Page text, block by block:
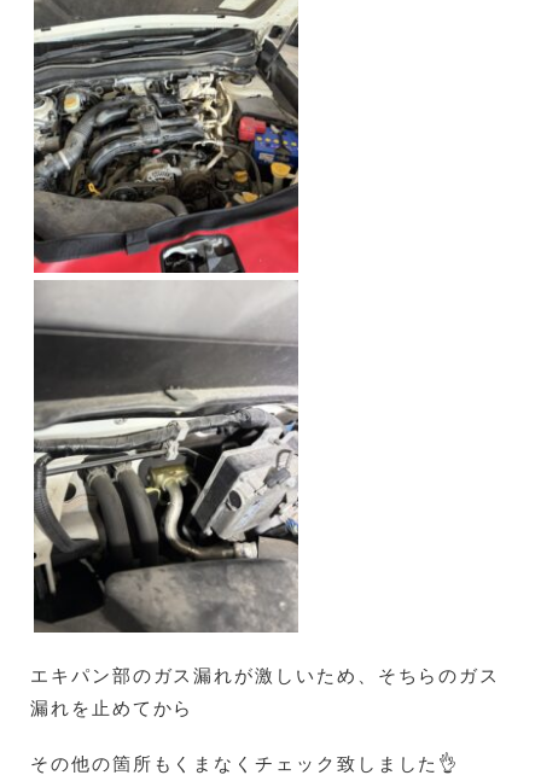
エキパン部のガス漏れが激しいため、そちらのガス
漏れを止めてから
その他の箇所もくまなくチェック致しました👌